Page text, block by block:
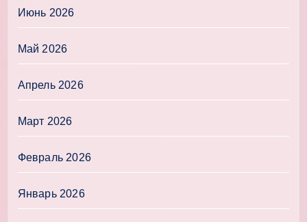
Июнь 2026
Май 2026
Апрель 2026
Март 2026
Февраль 2026
Январь 2026